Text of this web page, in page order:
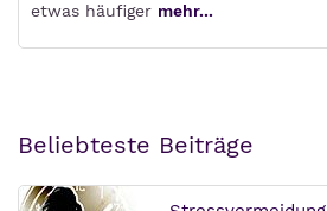
etwas häufiger mehr...
Beliebteste Beiträge